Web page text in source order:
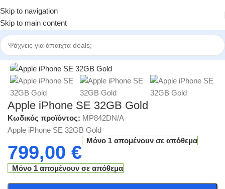
Skip to navigation
Skip to main content
Αρχική σελίδα/Κατηγορίες/Κινητά Τηλέφωνα
Click to enlarge
Apple iPhone SE 32GB Gold
Κωδικός προϊόντος: MP842DN/A
Apple iPhone SE 32GB Gold
799,00 €
Μόνο 1 απομένουν σε απόθεμα
Μόνο 1 απομένουν σε απόθεμα